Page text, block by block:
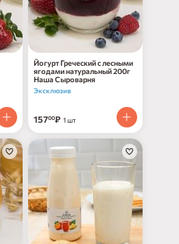
Йогурт Греческий с лесными
ягодами натуральный 200г
Наша Сыроварня
Эксклюзив
15700₽ 1 шт